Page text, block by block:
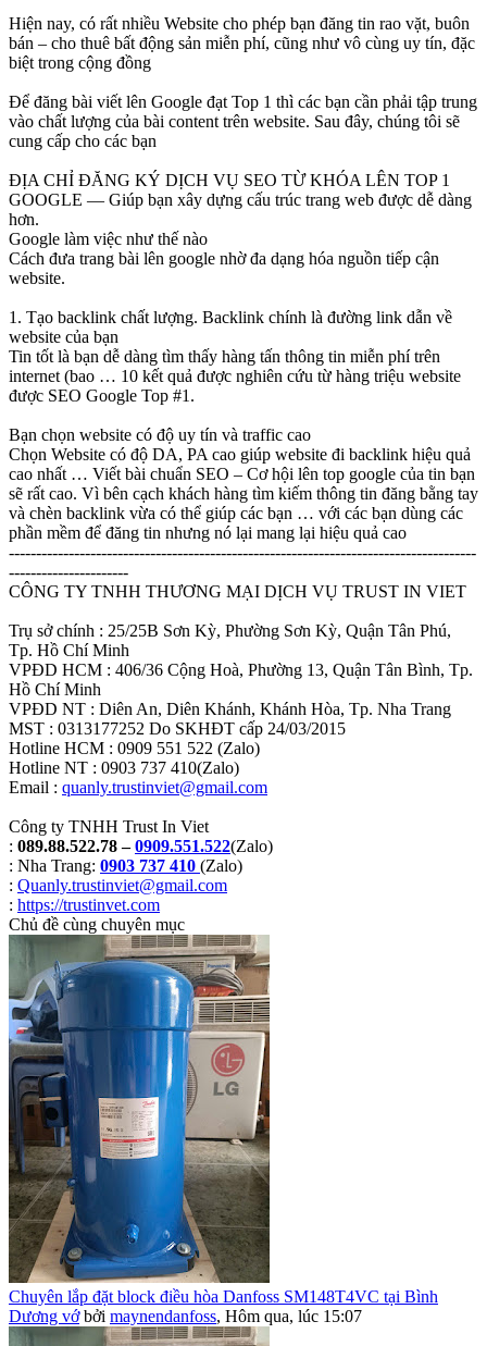
Hiện nay, có rất nhiều Website cho phép bạn đăng tin rao vặt, buôn
bán – cho thuê bất động sản miễn phí, cũng như vô cùng uy tín, đặc
biệt trong cộng đồng
Để đăng bài viết lên Google đạt Top 1 thì các bạn cần phải tập trung
vào chất lượng của bài content trên website. Sau đây, chúng tôi sẽ
cung cấp cho các bạn
ĐỊA CHỈ ĐĂNG KÝ DỊCH VỤ SEO TỪ KHÓA LÊN TOP 1
GOOGLE — Giúp bạn xây dựng cấu trúc trang web được dễ dàng
hơn.
Google làm việc như thế nào
Cách đưa trang bài lên google nhờ đa dạng hóa nguồn tiếp cận
website.
1. Tạo backlink chất lượng. Backlink chính là đường link dẫn về
website của bạn
Tin tốt là bạn dễ dàng tìm thấy hàng tấn thông tin miễn phí trên
internet (bao … 10 kết quả được nghiên cứu từ hàng triệu website
được SEO Google Top #1.
Bạn chọn website có độ uy tín và traffic cao
Chọn Website có độ DA, PA cao giúp website đi backlink hiệu quả
cao nhất … Viết bài chuẩn SEO – Cơ hội lên top google của tin bạn
sẽ rất cao. Vì bên cạch khách hàng tìm kiếm thông tin đăng bằng tay
và chèn backlink vừa có thể giúp các bạn … với các bạn dùng các
phần mềm để đăng tin nhưng nó lại mang lại hiệu quả cao
--------------------------------------------------------------------------------------
----------------------
CÔNG TY TNHH THƯƠNG MẠI DỊCH VỤ TRUST IN VIET
Trụ sở chính : 25/25B Sơn Kỳ, Phường Sơn Kỳ, Quận Tân Phú,
Tp. Hồ Chí Minh
VPĐD HCM : 406/36 Cộng Hoà, Phường 13, Quận Tân Bình, Tp.
Hồ Chí Minh
VPĐD NT : Diên An, Diên Khánh, Khánh Hòa, Tp. Nha Trang
MST : 0313177252 Do SKHĐT cấp 24/03/2015
Hotline HCM : 0909 551 522 (Zalo)
Hotline NT : 0903 737 410(Zalo)
Email : quanly.trustinviet@gmail.com
Công ty TNHH Trust In Viet
: 089.88.522.78 –0909.551.522(Zalo)
: Nha Trang: 0903 737 410 (Zalo)
: Quanly.trustinviet@gmail.com
: https://trustinvet.com
Chủ đề cùng chuyên mục
Chuyên lắp đặt block điều hòa Danfoss SM148T4VC tại Bình
Dương vớ bởi maynendanfoss, Hôm qua, lúc 15:07